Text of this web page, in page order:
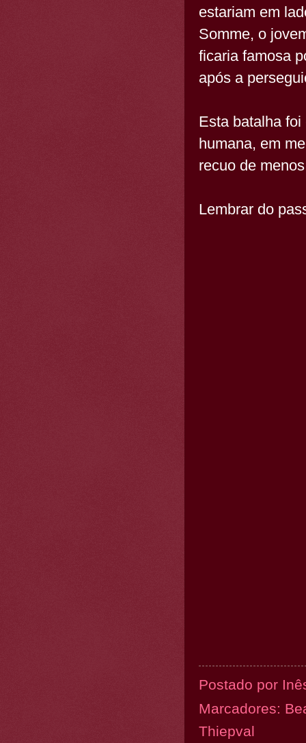
estariam em
Somme, o
ficaria famosa
após a
Esta batalha
humana, em
recuo de
Lembrar do
Postado por
Marcadores:
Thiepval